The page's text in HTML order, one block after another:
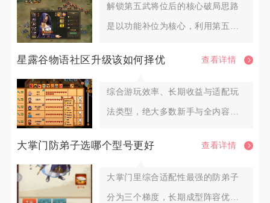
解锁第五武将位后的核心破局思路
是以功能补位为核心，利用第五将
星露谷物语社区升级该如何择优 查看详情
综合游玩效率、长期收益与适配玩
法类型，绝大多数新手与全内容探
大掌门防弟子选哪个型号更好 查看详情
大掌门里综合适配性最强的防弟子
分为三个梯度，长期成型阵容优先